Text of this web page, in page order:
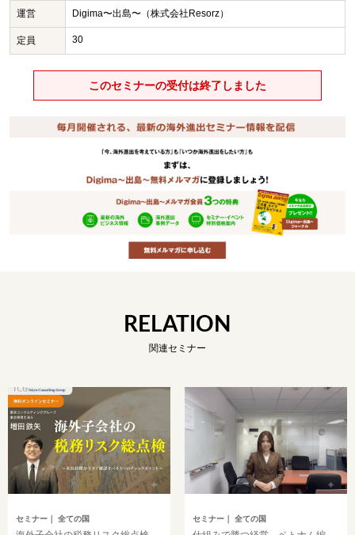
運営 Digima〜出島〜（株式会社Resorz）
定員 30
このセミナーの受付は終了しました
RELATION
関連セミナー
セミナー ｜ 全ての国 セミナー｜ 全ての国